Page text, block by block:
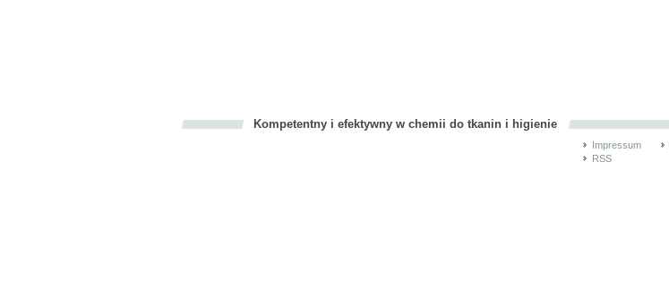
Kompetentny i efektywny w chemii do tkanin i higienie
Impressum
RSS